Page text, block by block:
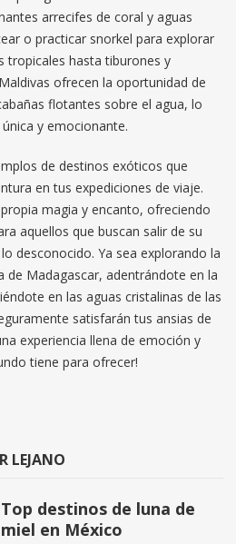
arrecifes de coral y aguas
o practicar snorkel para explorar
tropicales hasta tiburones y
ofrecen la oportunidad de
flotantes sobre el agua, lo
y emocionante.
de destinos exóticos que
en tus expediciones de viaje.
magia y encanto, ofreciendo
aquellos que buscan salir de su
desconocido. Ya sea explorando la
Madagascar, adentrándote en la
en las aguas cristalinas de las
satisfarán tus ansias de
experiencia llena de emoción y
tiene para ofrecer!
LEJANO
Top destinos de luna de
miel en México